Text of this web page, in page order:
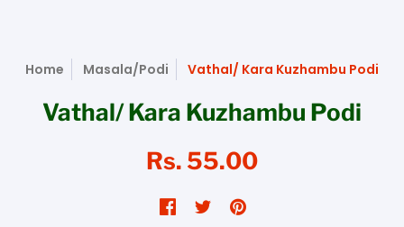
Home Masala/Podi Vathal/ Kara Kuzhambu Podi
Vathal/ Kara Kuzhambu Podi
Rs. 55.00